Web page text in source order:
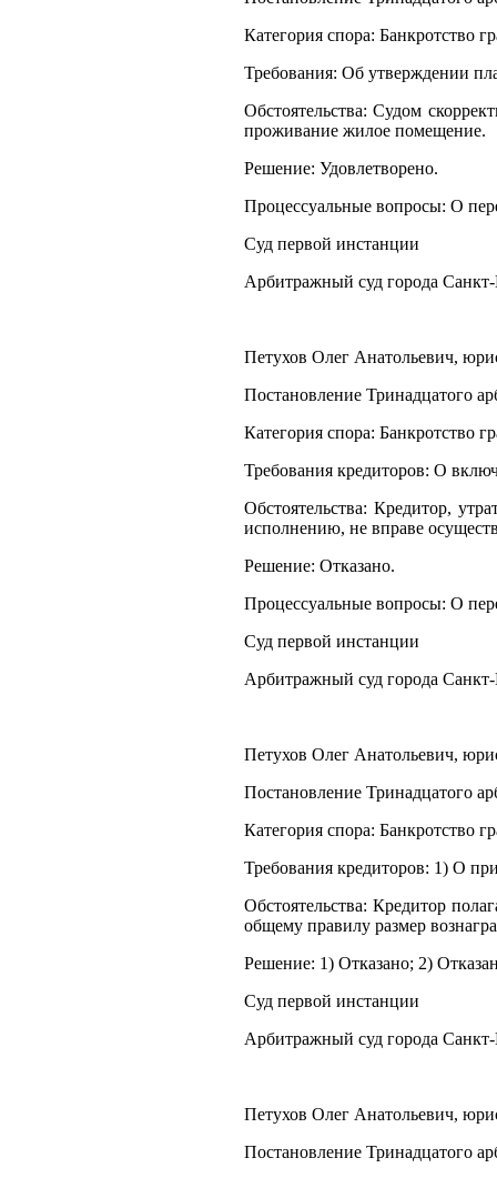
Категория спора: Банкротство
Требования: Об утверждении
Обстоятельства: Судом
проживание жилое помещение.
Решение: Удовлетворено.
Процессуальные вопросы: О
Суд первой инстанции
Арбитражный суд города
Петухов Олег Анатольевич,
Постановление Тринадцатого
Категория спора: Банкротство
Требования кредиторов: О
Обстоятельства: Кредитор,
исполнению, не вправе
Решение: Отказано.
Процессуальные вопросы: О
Суд первой инстанции
Арбитражный суд города
Петухов Олег Анатольевич,
Постановление Тринадцатого
Категория спора: Банкротство
Требования кредиторов: 1) О
Обстоятельства: Кредитор
общему правилу размер
Решение: 1) Отказано; 2)
Суд первой инстанции
Арбитражный суд города
Петухов Олег Анатольевич,
Постановление Тринадцатого